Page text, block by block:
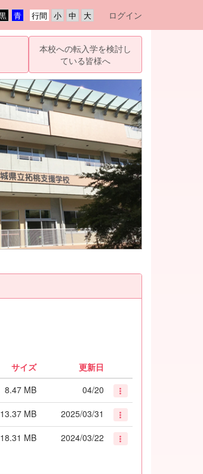
行間 ログイン
本校への転入学を検討し
ている皆様へ
サイズ
更新日
8.47 MB
04/20
13.37 MB
2025/03/31
18.31 MB 2024/03/22